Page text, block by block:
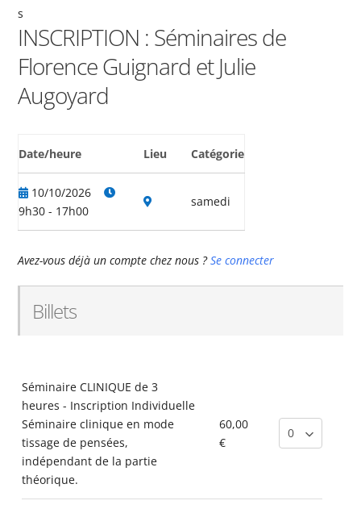
s
INSCRIPTION : Séminaires de
Florence Guignard et Julie
Augoyard
Date/heure Lieu Catégorie
10/10/2026
9h30 - 17h00
samedi
Avez-vous déjà un compte chez nous ?Se connecter
Billets
Séminaire CLINIQUE de 3
heures - Inscription Individuelle
Séminaire clinique en mode
tissage de pensées,
indépendant de la partie
théorique.
60,00
€